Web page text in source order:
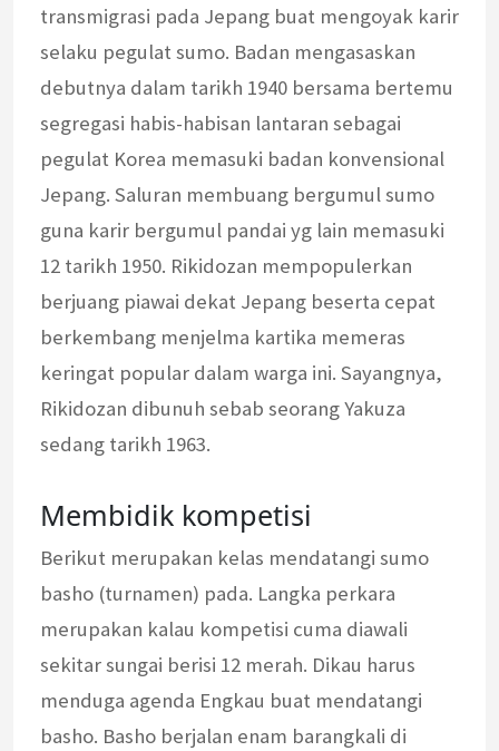
transmigrasi pada Jepang buat mengoyak karir
selaku pegulat sumo. Badan mengasaskan
debutnya dalam tarikh 1940 bersama bertemu
segregasi habis-habisan lantaran sebagai
pegulat Korea memasuki badan konvensional
Jepang. Saluran membuang bergumul sumo
guna karir bergumul pandai yg lain memasuki
12 tarikh 1950. Rikidozan mempopulerkan
berjuang piawai dekat Jepang beserta cepat
berkembang menjelma kartika memeras
keringat popular dalam warga ini. Sayangnya,
Rikidozan dibunuh sebab seorang Yakuza
sedang tarikh 1963.
Membidik kompetisi
Berikut merupakan kelas mendatangi sumo
basho (turnamen) pada. Langka perkara
merupakan kalau kompetisi cuma diawali
sekitar sungai berisi 12 merah. Dikau harus
menduga agenda Engkau buat mendatangi
basho. Basho berjalan enam barangkali di